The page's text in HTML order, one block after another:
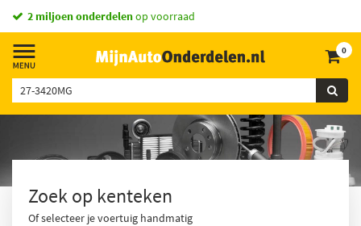
2 miljoen onderdelenop voorraad
0
Zoek op kenteken
Of selecteer je voertuig handmatig